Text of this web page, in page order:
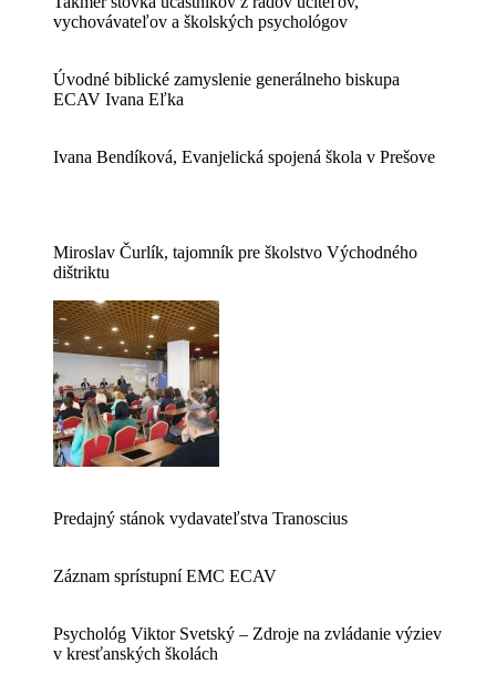
vychovávateľov a školských psychológov
Úvodné biblické zamyslenie generálneho biskupa
ECAV Ivana Eľka
Ivana Bendíková, Evanjelická spojená škola v Prešove
Miroslav Čurlík, tajomník pre školstvo Východného
dištriktu
Predajný stánok vydavateľstva Tranoscius
Záznam sprístupní EMC ECAV
Psychológ Viktor Svetský – Zdroje na zvládanie výziev
v kresťanských školách